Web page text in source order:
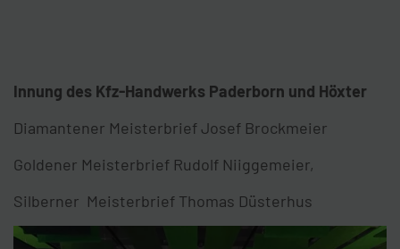
Innung des Kfz-Handwerks Paderborn und Höxter
Diamantener Meisterbrief Josef Brockmeier
Goldener Meisterbrief Rudolf Niiggemeier,
Silberner Meisterbrief Thomas Düsterhus